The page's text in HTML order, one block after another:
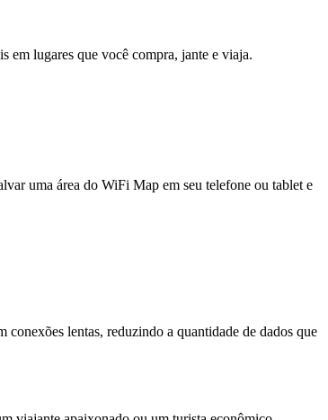
em lugares que você compra, jante e viaja.
uma área do WiFi Map em seu telefone ou tablet e
lentas, reduzindo a quantidade de dados que